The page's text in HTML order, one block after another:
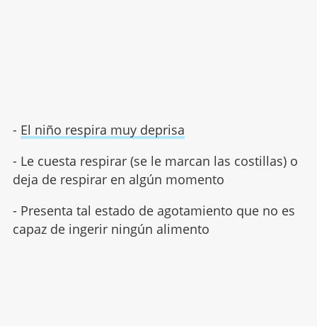
- El niño respira muy deprisa
- Le cuesta respirar (se le marcan las costillas) o
deja de respirar en algún momento
- Presenta tal estado de agotamiento que no es
capaz de ingerir ningún alimento